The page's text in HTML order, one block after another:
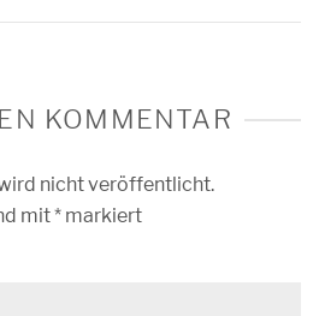
KOMMENTAR
nicht veröffentlicht.
mit* markiert